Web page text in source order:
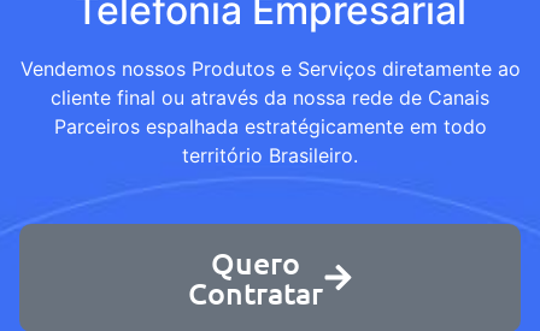
Telefonia Empresarial
Vendemos nossos Produtos e Serviços diretamente ao
cliente final ou através da nossa rede de Canais
Parceiros espalhada estratégicamente em todo
território Brasileiro.
Quero
Contratar